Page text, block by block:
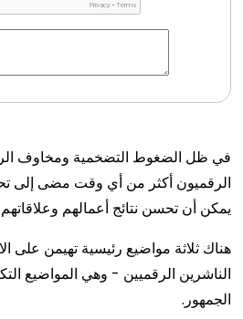
في ظل الضغوط التضخمية ومخاوف
الرقميون أكثر من أي وقت مضى إلى
يمكن أن تحسن نتائج أعمالهم
هناك ثلاثة مواضيع رئيسية تهيمن على
الناشرين الرقميين - وهي المواضيع
الجمهور.